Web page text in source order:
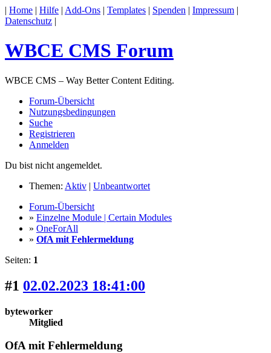
| Home | Hilfe | Add-Ons | Templates | Spenden | Impressum |
Datenschutz |
WBCE CMS Forum
WBCE CMS – Way Better Content Editing.
Forum-Übersicht
Nutzungsbedingungen
Suche
Registrieren
Anmelden
Du bist nicht angemeldet.
Themen: Aktiv | Unbeantwortet
Forum-Übersicht
» Einzelne Module | Certain Modules
» OneForAll
» OfA mit Fehlermeldung
Seiten: 1
#1 02.02.2023 18:41:00
byteworker
Mitglied
OfA mit Fehlermeldung